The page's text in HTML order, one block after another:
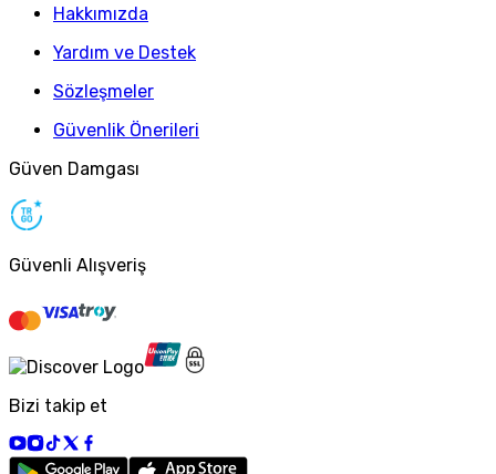
Hakkımızda
Yardım ve Destek
Sözleşmeler
Güvenlik Önerileri
Güven Damgası
Güvenli Alışveriş
Bizi takip et